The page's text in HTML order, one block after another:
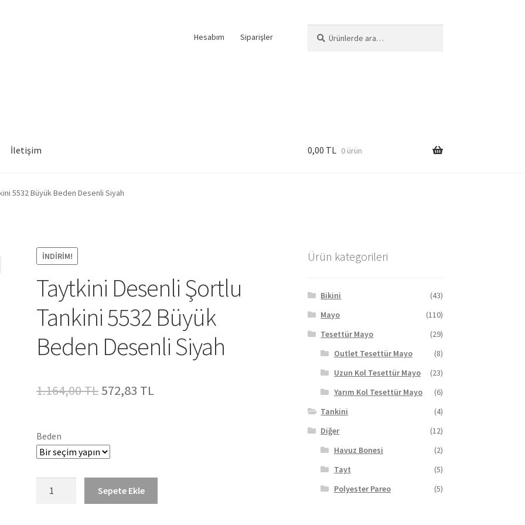
Hesabım Siparişler
İletişim 0,00 TL 0 ürün
5532 Büyük Beden Desenli Siyah
İNDIRIM!
Taytkini Desenli Şortlu
Tankini 5532 Büyük
Beden Desenli Siyah
1.164,00TL Orijinal
572,83 TLŞu
Beden
Sepete Ekle
Ürün kategorileri
Bikini
(43)
Mayo
(110)
Tesettür Mayo
(29)
Outlet Tesettür Mayo
(8)
Uzun Kol Tesettür Mayo
(23)
Yarım Kol Tesettür Mayo
(6)
Tankini
(4)
Diğer
(12)
Havuz Bonesi
(2)
Tayt
(5)
Polyester Pareo
(5)